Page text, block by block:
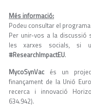
Més informació:
Podeu consultar el
Per unir-vos a la discussió
les xarxes socials, si
#ResearchImpactEU.
MycoSynVac és un
finançament de la Unió
recerca i innovació
634.942).